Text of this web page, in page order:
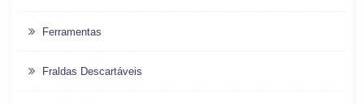
Ferramentas
Fraldas Descartáveis